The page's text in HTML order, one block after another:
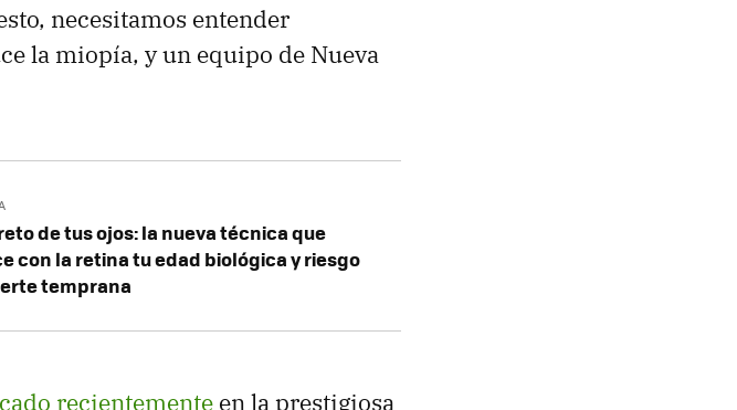
necesitamos entender
la miopía, y un equipo de Nueva
de tus ojos: la nueva técnica que
con la retina tu edad biológica y riesgo
temprana
recientemente en la prestigiosa